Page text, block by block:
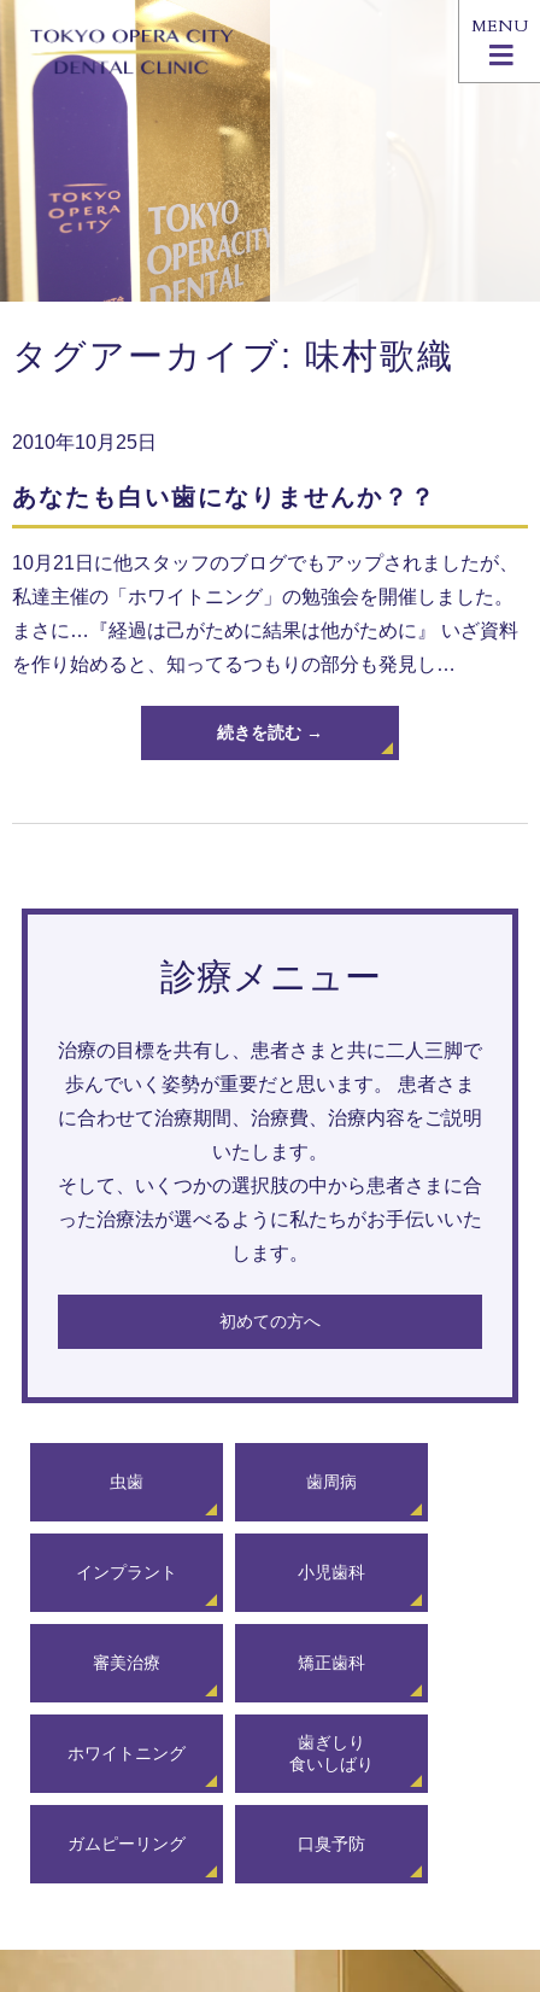
MENU
タグアーカイブ: 味村歌織
2010年10月25日
あなたも白い歯になりませんか？？
10月21日に他スタッフのブログでもアップされましたが、
私達主催の「ホワイトニング」の勉強会を開催しました。
まさに…『経過は己がために結果は他がために』 いざ資料
を作り始めると、知ってるつもりの部分も発見し…
続きを読む →
診療メニュー
治療の目標を共有し、患者さまと共に二人三脚で
歩んでいく姿勢が重要だと思います。 患者さま
に合わせて治療期間、治療費、治療内容をご説明
いたします。
そして、いくつかの選択肢の中から患者さまに合
った治療法が選べるように私たちがお手伝いいた
します。
初めての方へ
虫歯 歯周病
インプラント 小児歯科
審美治療 矯正歯科
ホワイトニング
歯ぎしり
食いしばり
ガムピーリング 口臭予防